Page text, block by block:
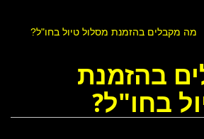
מה מקבלים בהזמנת מסלול טיול בחו"ל?
בהזמנת
בחו"ל?